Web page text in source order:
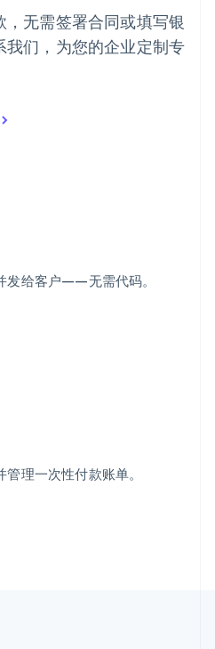
无需签署合同或填写银
们，为您的企业定制专
发给客户——无需代码。
理一次性付款账单。
English